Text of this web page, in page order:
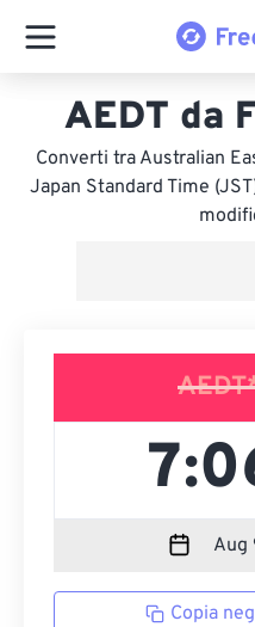
AEDT da
Converti tra Australian
Japan Standard Time
Copia